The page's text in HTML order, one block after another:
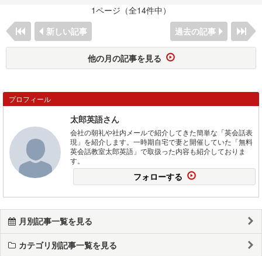
1ページ（全14件中）
新しい記事
過去の記事
他の月の記事を見る
プロフィール
太郎英語さん
会社の朝礼や社内メールで紹介してきた簡単な「英会話表
現」を紹介します。一時期自宅で妻と開催していた「無料
英会話教室太郎英語」で取扱った内容も紹介しておりま
す。
フォローする
月別記事一覧を見る
カテゴリ別記事一覧を見る